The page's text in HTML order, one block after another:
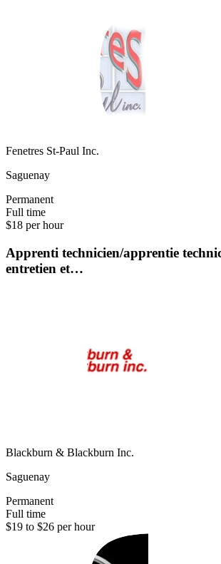
Fenetres St-Paul Inc.
Saguenay
Permanent
Full time
$18 per hour
Apprenti technicien/apprentie
entretien et…
Blackburn & Blackburn Inc.
Saguenay
Permanent
Full time
$19 to $26 per hour